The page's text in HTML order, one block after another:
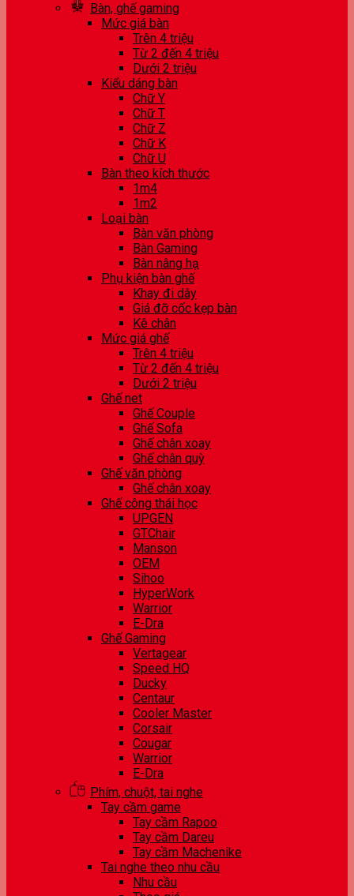
Bàn, ghế gaming
Mức giá bàn
Trên 4 triệu
Từ 2 đến 4 triệu
Dưới 2 triệu
Kiểu dáng bàn
Chữ Y
Chữ T
Chữ Z
Chữ K
Chữ U
Bàn theo kích thước
1m4
1m2
Loại bàn
Bàn văn phòng
Bàn Gaming
Bàn nâng hạ
Phụ kiện bàn ghế
Khay đi dây
Giá đỡ cốc kẹp bàn
Kê chân
Mức giá ghế
Trên 4 triệu
Từ 2 đến 4 triệu
Dưới 2 triệu
Ghế net
Ghế Couple
Ghế Sofa
Ghế chân xoay
Ghế chân quỳ
Ghế văn phòng
Ghế chân xoay
Ghế công thái học
UPGEN
GTChair
Manson
OEM
Sihoo
HyperWork
Warrior
E-Dra
Ghế Gaming
Vertagear
Speed HQ
Ducky
Centaur
Cooler Master
Corsair
Cougar
Warrior
E-Dra
Phím, chuột, tai nghe
Tay cầm game
Tay cầm Rapoo
Tay cầm Dareu
Tay cầm Machenike
Tai nghe theo nhu cầu
Nhu cầu